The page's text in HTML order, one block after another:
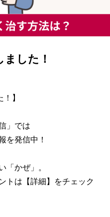
した！
】
」では
を発信中！
かぜ」。
トは【詳細】をチェック